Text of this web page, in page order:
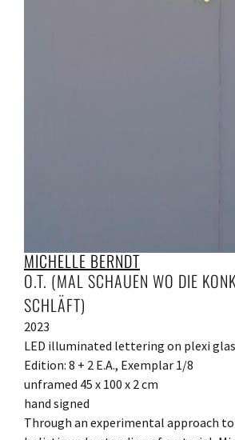
MICHELLE BERNDT
O.T. (MAL SCHAUEN WO DIE
SCHLÄFT)
2023
LED illuminated lettering on plexi
Edition: 8 + 2 E.A., Exemplar 1/8
unframed 45 x 100 x 2 cm
hand signed
Through an experimental approach to